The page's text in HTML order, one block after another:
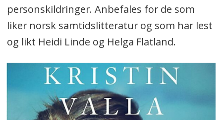
personskildringer. Anbefales for de som
liker norsk samtidslitteratur og som har lest
og likt Heidi Linde og Helga Flatland.